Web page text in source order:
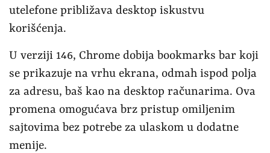
utelefone približava desktop iskustvu
korišćenja.
U verziji 146, Chrome dobija bookmarks bar koji
se prikazuje na vrhu ekrana, odmah ispod polja
za adresu, baš kao na desktop računarima. Ova
promena omogućava brz pristup omiljenim
sajtovima bez potrebe za ulaskom u dodatne
menije.